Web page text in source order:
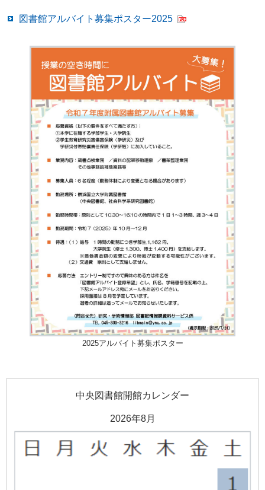
図書館アルバイト募集ポスター2025
2025アルバイト募集ポスター
中央図書館開館カレンダー
2026年8月